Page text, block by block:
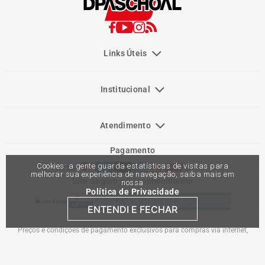
Cookies: a gente guarda estatísticas de visitas para
melhorar sua experiência de navegação, saiba mais em
nossa
Política de Privacidade
ENTENDI E FECHAR
Links Úteis
Institucional
Atendimento
Pagamento
Site Seguro e Reconhecimento
Preços e condições de pagamento exclusivos para compras via internet,